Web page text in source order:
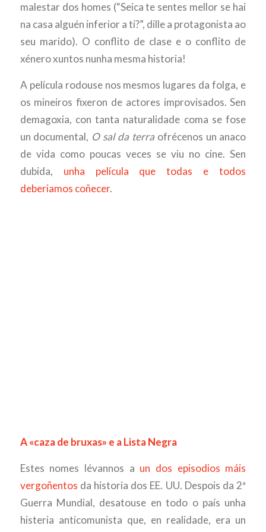
malestar dos homes (“Seica te sentes mellor se hai
na casa alguén inferior a ti?”, dille a protagonista ao
seu marido). O conflito de clase e o conflito de
xénero xuntos nunha mesma historia!
A película rodouse nos mesmos lugares da folga, e
os mineiros fixeron de actores improvisados. Sen
demagoxia, con tanta naturalidade coma se fose
un documental, O sal da terraofrécenos un anaco
de vida como poucas veces se viu no cine. Sen
dubida, unha película que todas e todos
deberiamos coñecer.
A «caza de bruxas» e a Lista Negra
Estes nomes lévannos a un dos episodios máis
vergoñentos da historia dos EE. UU. Despois da 2ª
Guerra Mundial, desatouse en todo o país unha
histeria anticomunista que, en realidade, era un